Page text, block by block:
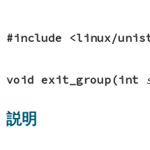
#include <linux/
void exit_group(int
説明